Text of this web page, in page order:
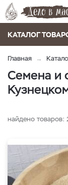
КАТАЛОГ
Главная
Семена и
найдено товаров: